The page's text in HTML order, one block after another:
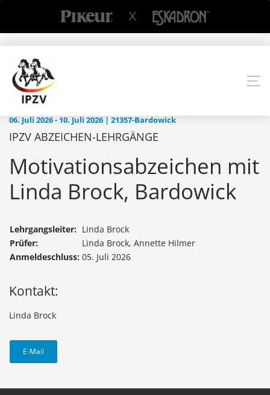
06. Juli 2026 - 10. Juli 2026 | 21357-Bardowick
IPZV ABZEICHEN-LEHRGÄNGE
Motivationsabzeichen mit
Linda Brock, Bardowick
Lehrgangsleiter: Linda Brock
Prüfer:
Linda Brock, Annette Hilmer
Anmeldeschluss: 05. Juli 2026
Kontakt:
Linda Brock
E-Mail